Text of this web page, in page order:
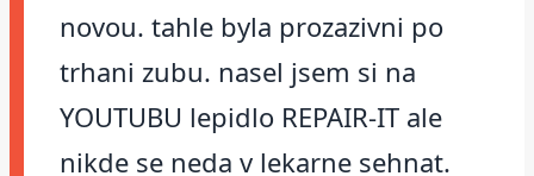
novou. tahle byla prozazivni po
trhani zubu. nasel jsem si na
YOUTUBU lepidlo REPAIR-IT ale
nikde se neda v lekarne sehnat.